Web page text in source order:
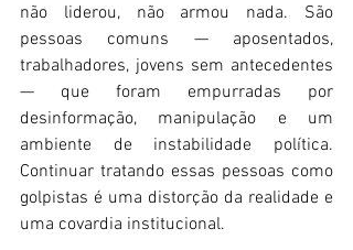
não liderou, não armou nada. São
pessoas comuns — aposentados,
trabalhadores, jovens sem antecedentes
— que foram empurradas por
desinformação, manipulação e um
ambiente de instabilidade política.
Continuar tratando essas pessoas como
golpistas é uma distorção da realidade e
uma covardia institucional.